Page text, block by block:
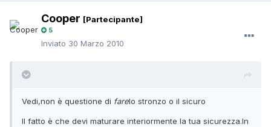
Cooper [Partecipante]
5
Inviato 30 Marzo 2010
Vedi,non è questione di farelo stronzo o il sicuro
Il fatto è che devi maturare interiormente la tua sicurezza.In